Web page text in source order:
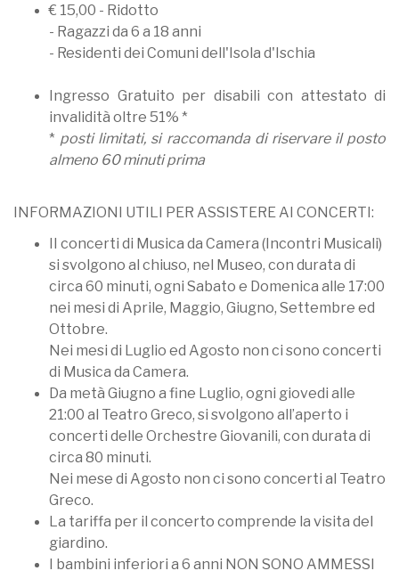
€ 15,00 - Ridotto
- Ragazzi da 6 a 18 anni
- Residenti dei Comuni dell'Isola d'Ischia
Ingresso Gratuito per disabili con attestato di
invalidità oltre 51% *
* posti limitati, si raccomanda di riservare il posto
almeno 60 minuti prima
INFORMAZIONI UTILI PER ASSISTERE AI CONCERTI:
II concerti di Musica da Camera (Incontri Musicali)
si svolgono al chiuso, nel Museo, con durata di
circa 60 minuti, ogni Sabato e Domenica alle 17:00
nei mesi di Aprile, Maggio, Giugno, Settembre ed
Ottobre.
Nei mesi di Luglio ed Agosto non ci sono concerti
di Musica da Camera.
Da metà Giugno a fine Luglio, ogni giovedi alle
21:00 al Teatro Greco, si svolgono all’aperto i
concerti delle Orchestre Giovanili, con durata di
circa 80 minuti.
Nei mese di Agosto non ci sono concerti al Teatro
Greco.
La tariffa per il concerto comprende la visita del
giardino.
I bambini inferiori a 6 anni NON SONO AMMESSI